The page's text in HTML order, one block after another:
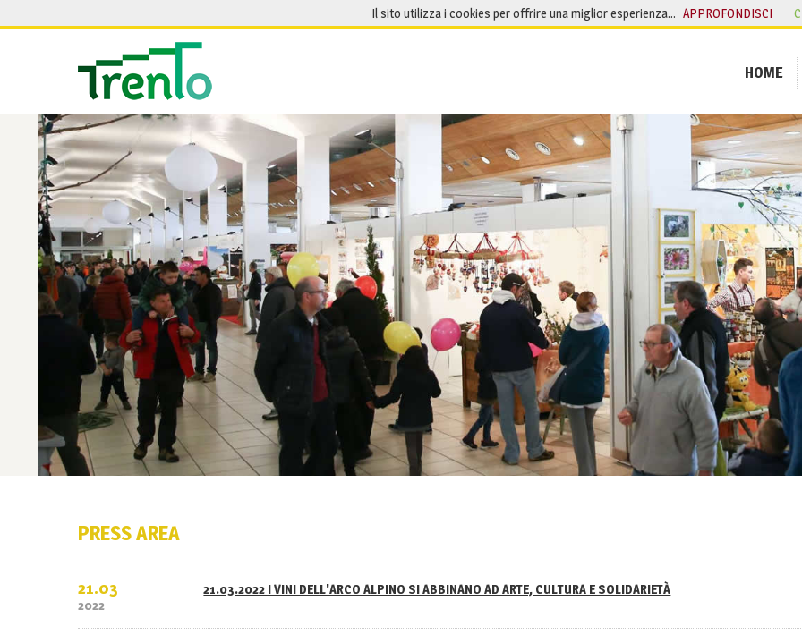
HOME
PRESS AREA
21.03
2022
21.03.2022 I VINI DELL'ARCO ALPINO SI ABBINANO AD ARTE, CULTURA E SOLIDARIETÀ
Il sito utilizza i cookies per offrire una miglior esperienza… APPROFONDISCI